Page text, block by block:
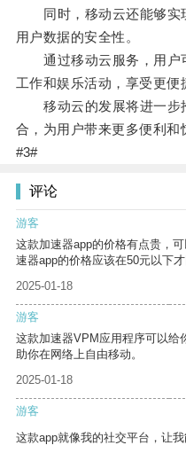
同时，移动云还能够实
用户数据的安全性。
通过移动云服务，用户
工作和娱乐活动，享受更便
移动云的发展将进一步
合，为用户带来更多便利和
#3#
评论
游客
这款加速器app的价格有点贵，
速器app的价格应该在50元以下才
2025-01-18
游客
这款加速器VPM应用程序可以给
助你在网络上自由移动。
2025-01-18
游客
这款app就像我的社交平台，让